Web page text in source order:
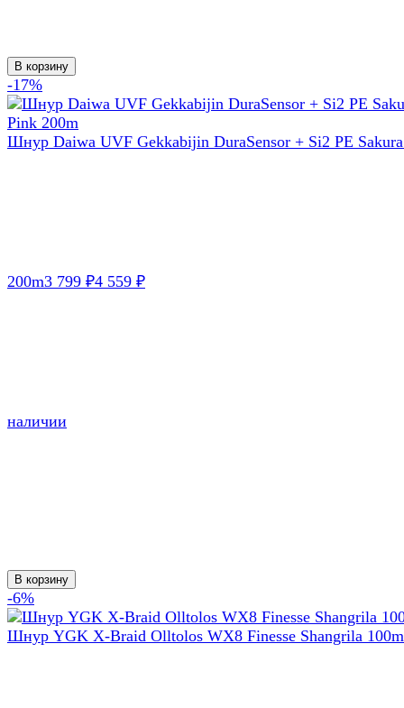
В корзину
-17%
Шнур Daiwa UVF Gekkabijin DuraSensor + Si2 PE
200m3 799 ₽4 559 ₽
наличии
В корзину
-6%
Шнур YGK X-Braid Olltolos WX8 Finesse Shangrila 100m